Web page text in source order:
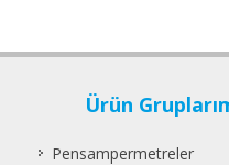
Ürün
Pensampermetreler